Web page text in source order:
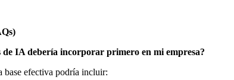
de IA debería incorporar primero en mi empresa?
base efectiva podría incluir: